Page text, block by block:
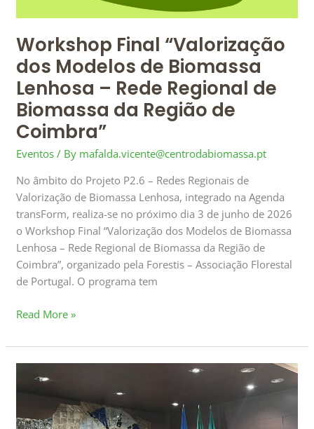
Workshop Final “Valorização
dos Modelos de Biomassa
Lenhosa – Rede Regional de
Biomassa da Região de
Coimbra”
Eventos / By mafalda.vicente@centrodabiomassa.pt
No âmbito do Projeto P2.6 – Redes Regionais de
Valorização de Biomassa Lenhosa, integrado na Agenda
transForm, realiza-se no próximo dia 3 de junho de 2026
o Workshop Final “Valorização dos Modelos de Biomassa
Lenhosa – Rede Regional de Biomassa da Região de
Coimbra”, organizado pela Forestis – Associação Florestal
de Portugal. O programa tem
da
Região
de
Coimbra”
Read More »
workshop
“Valorização